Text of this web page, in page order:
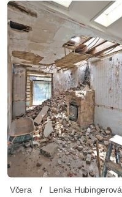
Včera Lenka Hubingerová